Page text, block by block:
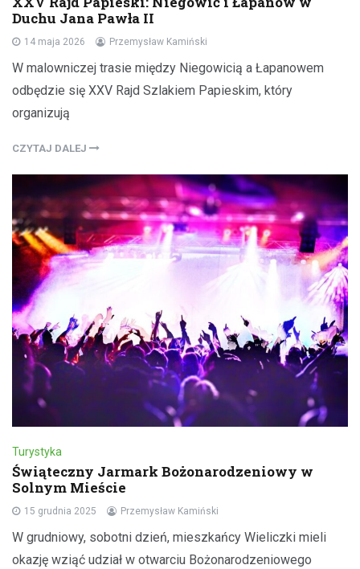
Duchu Jana Pawła II
14 maja 2026 Przemysław Kamiński
W malowniczej trasie między Niegowicią a Łapanowem
odbędzie się XXV Rajd Szlakiem Papieskim, który
organizują
CZYTAJ DALEJ
Turystyka
Świąteczny Jarmark Bożonarodzeniowy w
Solnym Mieście
15 grudnia 2025 Przemysław Kamiński
W grudniowy, sobotni dzień, mieszkańcy Wieliczki mieli
okazję wziąć udział w otwarciu Bożonarodzeniowego